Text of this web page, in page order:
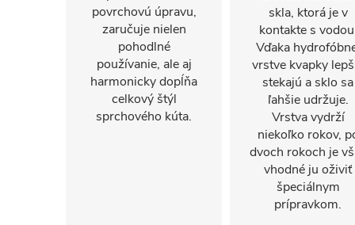
povrchovú úpravu,
zaručuje nielen
pohodlné
používanie, ale aj
harmonicky dopĺňa
celkový štýl
sprchového kúta.
skla, ktorá je v
kontakte s
Vďaka
vrstve kvapky
stekajú a sklo sa
ľahšie udržuje.
Vrstva vydrží
niekoľko rokov,
dvoch rokoch je
vhodné ju oživiť
špeciálnym
prípravkom.